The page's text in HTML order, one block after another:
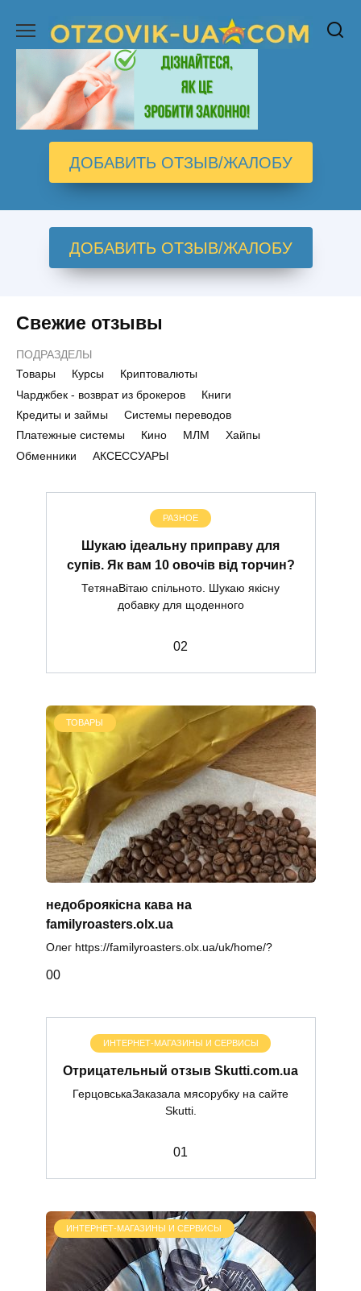
содержанию
ДОБАВИТЬ ОТЗЫВ/ЖАЛОБУ
ДОБАВИТЬ ОТЗЫВ/ЖАЛОБУ
Свежие отзывы
ПОДРАЗДЕЛЫ
Товары
Курсы
Криптовалюты
Чарджбек - возврат из брокеров
Книги
Кредиты и займы
Системы переводов
Платежные системы
Кино МЛМ
Хайпы
Обменники
АКСЕССУАРЫ
РАЗНОЕ
Шукаю ідеальну приправу для
супів. Як вам 10 овочів від торчин?
ТетянаВітаю спільното. Шукаю якісну
добавку для щоденного
02
ТОВАРЫ
недоброякісна кава на
familyroasters.olx.ua
Олег https://familyroasters.olx.ua/uk/home/?
00
ИНТЕРНЕТ-МАГАЗИНЫ И СЕРВИСЫ
Отрицательный отзыв Skutti.com.ua
ГерцовськаЗаказала мясорубку на сайте
Skutti.
01
ИНТЕРНЕТ-МАГАЗИНЫ И СЕРВИСЫ